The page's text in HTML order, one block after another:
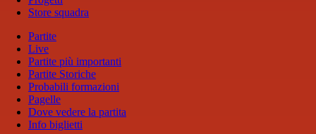
Store squadra
Partite
Live
Partite più importanti
Partite Storiche
Probabili formazioni
Pagelle
Dove vedere la partita
Info biglietti